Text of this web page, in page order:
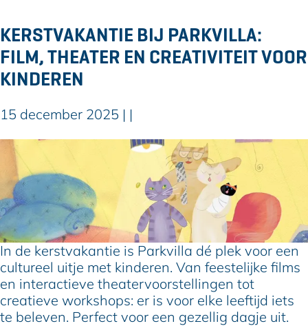
e
k
e
r
t
a
n
t
i
e
t
e
r
C
a
s
t
e
m
KERSTVAKANTIE BIJ PARKVILLA:
FILM, THEATER EN CREATIVITEIT VOOR
KINDEREN
15 december 2025 | |
s
t
v
a
k
a
n
t
In de kerstvakantie is Parkvilla dé plek voor een
cultureel uitje met kinderen. Van feestelijke films
en interactieve theatervoorstellingen tot
creatieve workshops: er is voor elke leeftijd iets
te beleven. Perfect voor een gezellig dagje uit.